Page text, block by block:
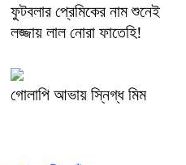
ফুটবলার প্রেমিকের নাম শুনেই
লজ্জায় লাল নোরা ফাতেহি!
গোলাপি আভায় স্নিগ্ধ মিম